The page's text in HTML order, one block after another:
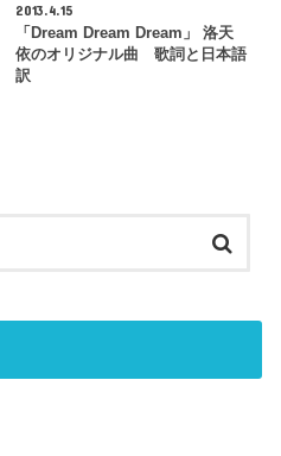
2013.4.15
「Dream Dream Dream」 洛天
依のオリジナル曲 歌詞と日本語
訳